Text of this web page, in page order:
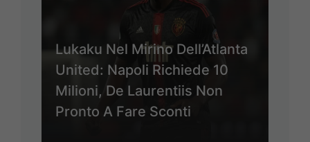
Lukaku Nel Mirino Dell’Atlanta
United: Napoli Richiede 10
Milioni, De Laurentiis Non
Pronto A Fare Sconti